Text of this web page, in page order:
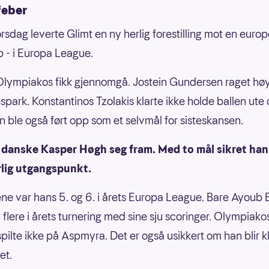
leverte Glimt en ny herlig forestilling mot en
- i Europa League.
fikk gjennomgå. Jostein Gundersen raget
Konstantinos Tzolakis klarte ikke holde ballen ute
ble også ført opp som et selvmål for sisteskansen.
Kasper Høgh seg fram. Med to mål sikret
utgangspunkt.
var hans 5. og 6. i årets Europa League. Bare Ayoub
i årets turnering med sine sju scoringer.
ikke på Aspmyra. Det er også usikkert om han blir